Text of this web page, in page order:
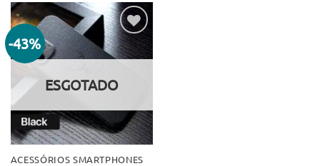
-43%
Adicionar
aos meus
ESGOTADO
ACESSÓRIOS SMARTPHONES